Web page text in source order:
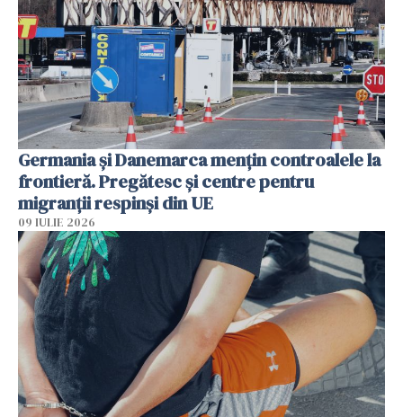
Germania și Danemarca mențin controalele la
frontieră. Pregătesc și centre pentru
migranții respinși din UE
09 IULIE 2026